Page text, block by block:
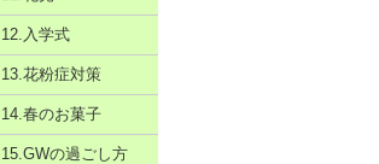
12.入学式
13.花粉症対策
14.春のお菓子
15.GWの過ごし方